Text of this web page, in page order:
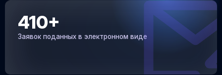
410+
Заявок поданных в электронном виде